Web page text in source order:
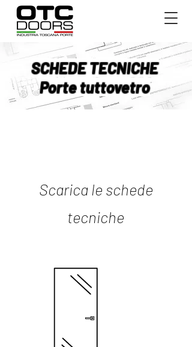
SCHEDE TECNICHE
Porte tuttovetro
Scarica le schede
tecniche